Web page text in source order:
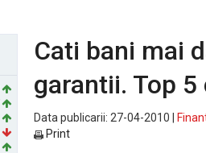
Cati bani mai
garantii. Top
Data publicarii: 27-04-2010 |
Print